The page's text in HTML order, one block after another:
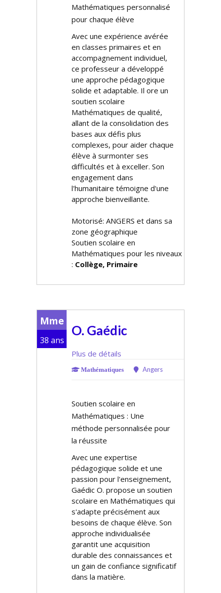
Mathématiques personnalisé
pour chaque élève
Avec une expérience avérée
en classes primaires et en
accompagnement individuel,
ce professeur a développé
une approche pédagogique
solide et adaptable. Il offre un
soutien scolaire
Mathématiques de qualité,
allant de la consolidation des
bases aux défis plus
complexes, pour aider chaque
élève à surmonter ses
difficultés et à exceller. Son
engagement dans
l'humanitaire témoigne d'une
approche bienveillante.
Motorisé: ANGERS et dans sa
zone géographique
Soutien scolaire en
Mathématiques pour les niveaux
: Collège, Primaire
Mme
38 ans
O. Gaédic
Plus de détails
Mathématiques Angers
Soutien scolaire en
Mathématiques : Une
méthode personnalisée pour
la réussite
Avec une expertise
pédagogique solide et une
passion pour l'enseignement,
Gaédic O. propose un soutien
scolaire en Mathématiques qui
s'adapte précisément aux
besoins de chaque élève. Son
approche individualisée
garantit une acquisition
durable des connaissances et
un gain de confiance significatif
dans la matière.